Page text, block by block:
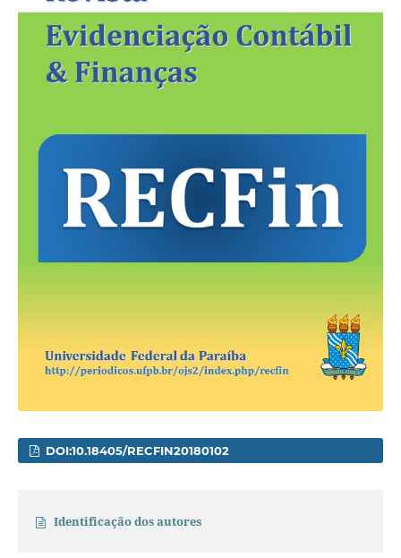
DOI:10.18405/RECFIN20180102
Identificação dos autores